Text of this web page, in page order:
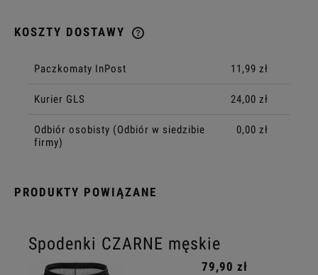
KOSZTY DOSTAWY
Paczkomaty InPost 11,99 zł
Kurier GLS 24,00 zł
Odbiór osobisty (Odbiór w siedzibie
firmy)
0,00 zł
PRODUKTY POWIĄZANE
Spodenki CZARNE męskie
79,90 zł